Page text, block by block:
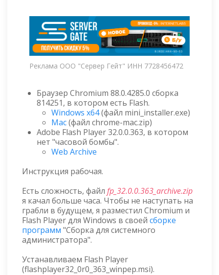
Реклама ООО "Сервер Гейт" ИНН 7728456472
Браузер Chromium 88.0.4285.0 сборка
814251, в котором есть Flash.
Windows x64(файл mini_installer.exe)
Mac(файл chrome-mac.zip)
Adobe Flash Player 32.0.0.363, в котором
нет "часовой бомбы".
Web Archive
Инструкция рабочая.
Есть сложность, файл fp_32.0.0.363_archive.zip
я качал больше часа. Чтобы не наступать на
грабли в будущем, я разместил Chromium и
Flash Player для Windows в своей сборке
программ "Сборка для системного
администратора".
Устанавливаем Flash Player
(flashplayer32_0r0_363_winpep.msi).